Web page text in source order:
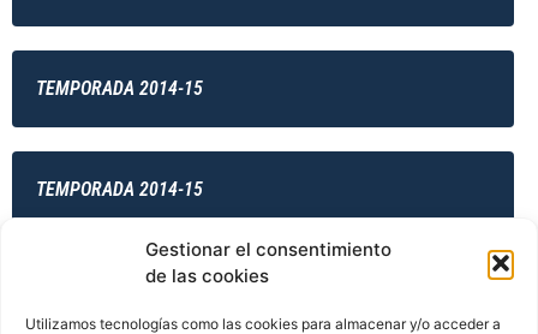
Gestionar el consentimiento
de las cookies
Utilizamos tecnologías como las cookies para almacenar y/o acceder a
TEMPORADA 2014-15
TEMPORADA 2014-15
TEMPORADA 2014-15